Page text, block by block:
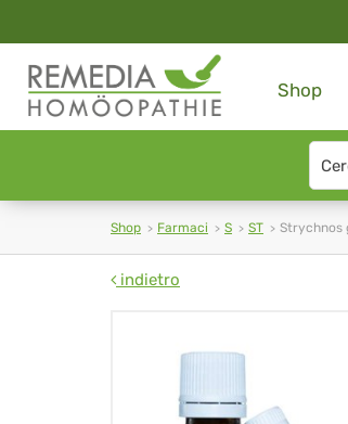
Shop
type
Shop Farmaci S ST Strychnos
indietro